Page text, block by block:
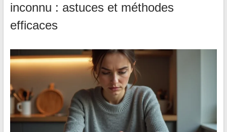
inconnu : astuces et méthodes
efficaces